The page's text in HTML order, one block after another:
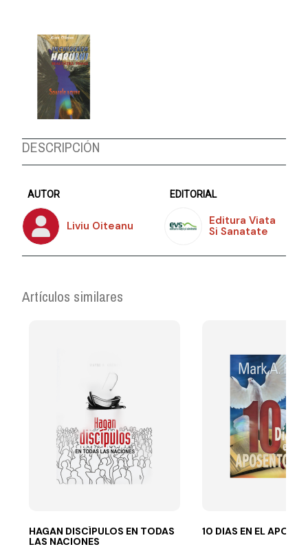
DESCRIPCIÓN
AUTOR
Liviu Oiteanu
EDITORIAL
Editura Viata
Si Sanatate
Artículos similares
HAGAN DISCÍPULOS EN TODAS
LAS NACIONES
10 DIAS EN EL